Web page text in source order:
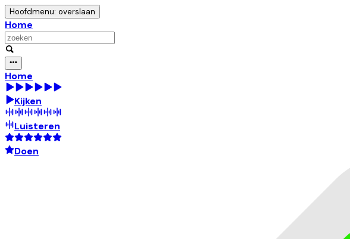
Hoofdmenu: overslaan
Home
Home
Kijken
Luisteren
Doen